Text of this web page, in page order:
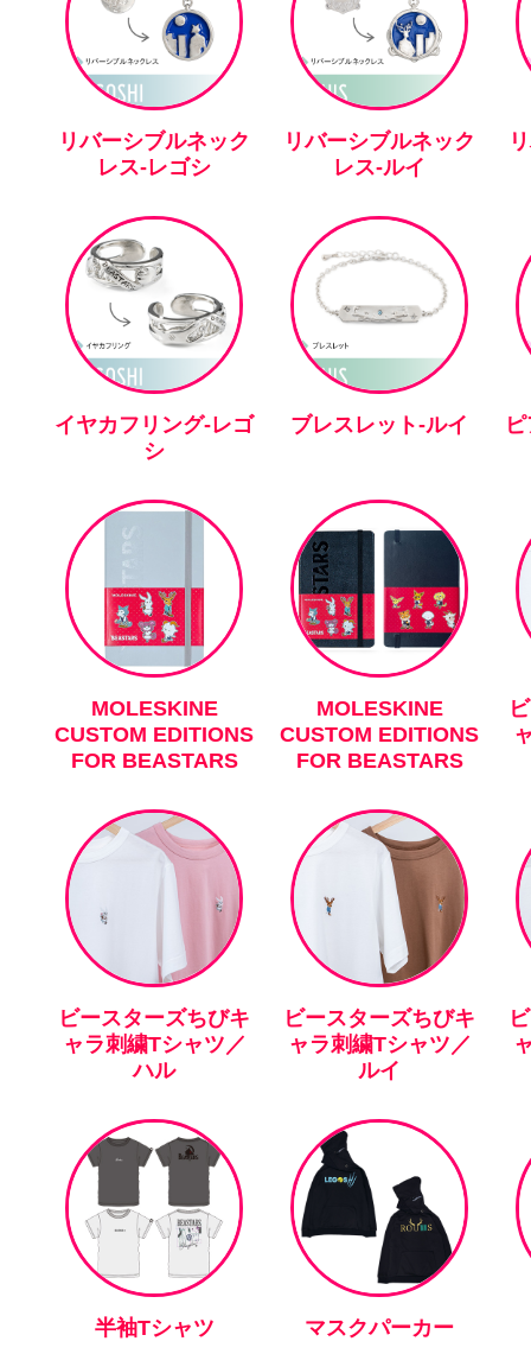
リバーシブルネック
レス-レゴシ
リバーシブルネック
レス-ルイ
イヤカフリング-レゴ
シ
ブレスレット-ルイ
MOLESKINE
CUSTOM EDITIONS
FOR BEASTARS
MOLESKINE
CUSTOM EDITIONS
FOR BEASTARS
ビースターズちびキ
ャラ刺繍Tシャツ／
ハル
ビースターズちびキ
ャラ刺繍Tシャツ／
ルイ
半袖Tシャツ マスクパーカー